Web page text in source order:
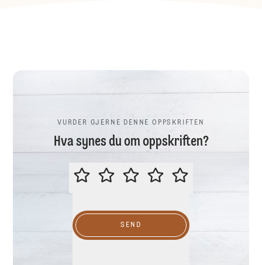
VURDER GJERNE DENNE OPPSKRIFTEN
Hva synes du om oppskriften?
VURDER GJERNE DENNE
SEND